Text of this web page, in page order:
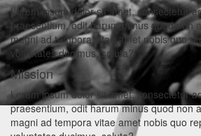
Lorem ipsum dolor sit amet, consectetur
praesentium, odit harum minus quod non
magni ad tempora vitae amet nobis quo
voluptates ducimus, soluta?
Mission
Lorem ipsum dolor sit amet, consectetur
praesentium, odit harum minus quod non
magni ad tempora vitae amet nobis quo